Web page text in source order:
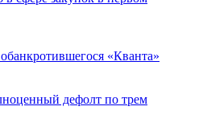
«Кванта»
дефолт по трем